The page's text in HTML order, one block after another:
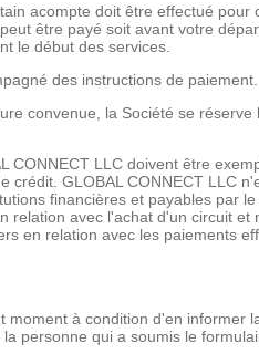
acompte doit être effectué pour
être payé soit avant votre
le début des services.
des instructions de paiement.
convenue, la Société se
CONNECT LLC doivent être
crédit. GLOBAL CONNECT LLC
financières et payables par
relation avec l'achat d'un circuit et
en relation avec les paiements
moment à condition d'en informer
personne qui a soumis le